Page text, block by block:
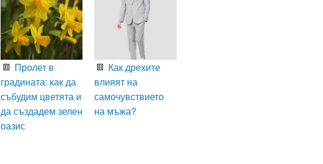
Пролет в
градината: как да
събудим цветята и
да създадем зелен
оазис
Как дрехите
влияят на
самочувствието
на мъжа?